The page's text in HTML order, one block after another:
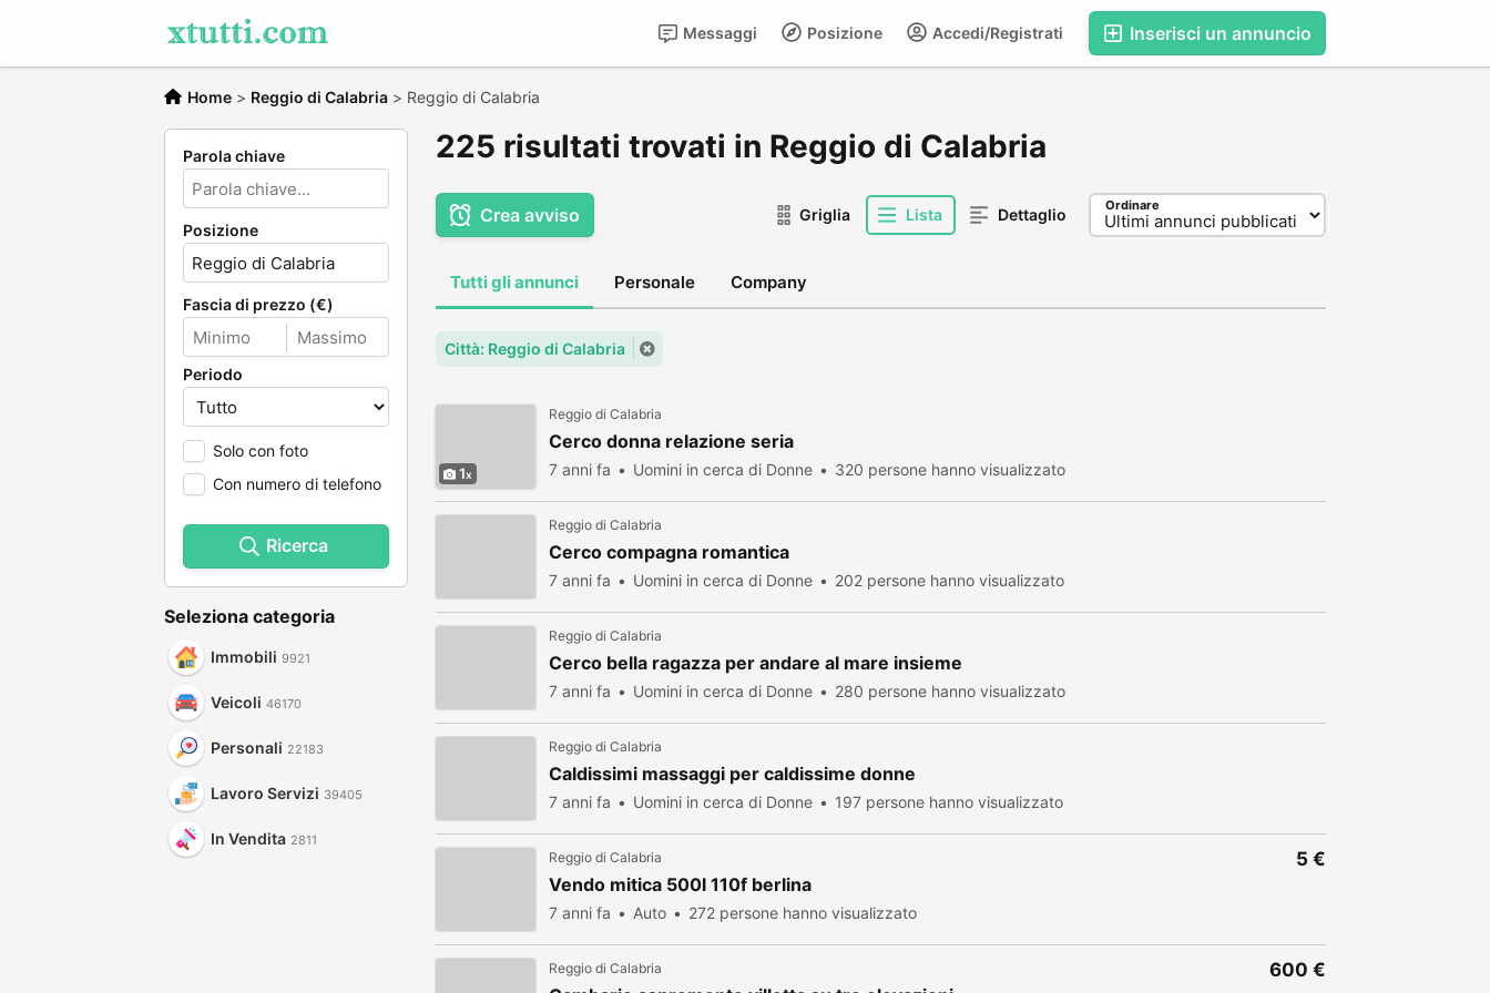
Inserisci un annuncio
Accedi/Registrati
Posizione
Messaggi
Home > Reggio di Calabria > Reggio di Calabria
Parola chiave
Posizione
Fascia di prezzo (€)
Periodo
Solo con foto
Con numero di telefono
Ricerca
Seleziona categoria
Immobili 9921
Veicoli 46170
Personali 22183
Lavoro Servizi 39405
In Vendita 2811
225 risultati trovati in Reggio di Calabria
Crea avviso Griglia Lista Dettaglio Ordinare
Tutti gli annunci Personale Company
Città: Reggio di Calabria
1
Reggio di Calabria
Cerco donna relazione seria
7 anni fa Uomini in cerca di Donne 320 persone hanno visualizzato
Reggio di Calabria
Cerco compagna romantica
7 anni fa Uomini in cerca di Donne 202 persone hanno visualizzato
Reggio di Calabria
Cerco bella ragazza per andare al mare insieme
7 anni fa Uomini in cerca di Donne 280 persone hanno visualizzato
Reggio di Calabria
Caldissimi massaggi per caldissime donne
7 anni fa Uomini in cerca di Donne 197 persone hanno visualizzato
Reggio di Calabria
Vendo mitica 500l 110f berlina
7 anni fa Auto 272 persone hanno visualizzato
5 €
Reggio di Calabria 600 €